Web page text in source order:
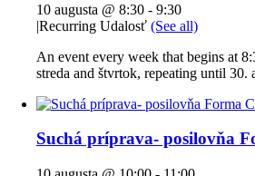
10 augusta @ 8:30 - 9:30
|Recurring Udalosť (See all)
An event every week that begins at
streda and štvrtok, repeating until 30.
Suchá príprava- posilovňa